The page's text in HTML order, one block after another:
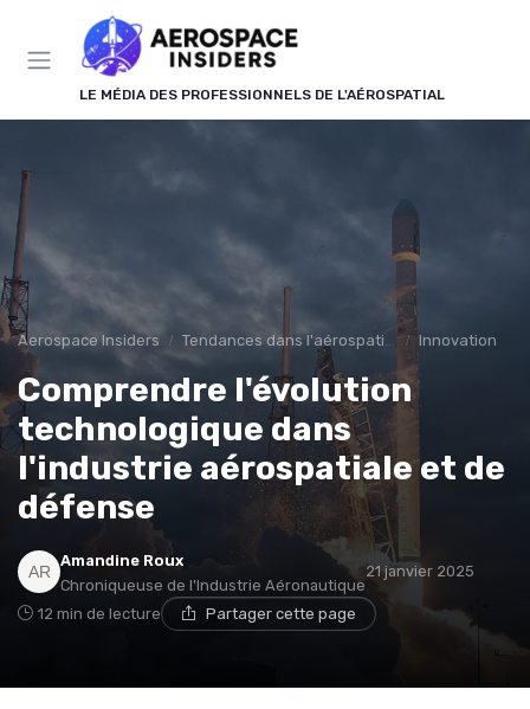
LE MÉDIA DES PROFESSIONNELS DE L'AÉROSPATIAL
Aerospace Insiders Tendances dans l'aérospatial Innovation
Comprendre l'évolution
technologique dans
l'industrie aérospatiale et de
défense
Amandine Roux
Chroniqueuse de l'Industrie Aéronautique
21 janvier 2025
12 min de lecture Partager cette page
Panneau de gestion des cookies